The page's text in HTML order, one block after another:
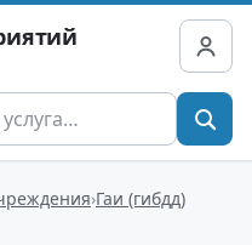
Гаи (гибдд)